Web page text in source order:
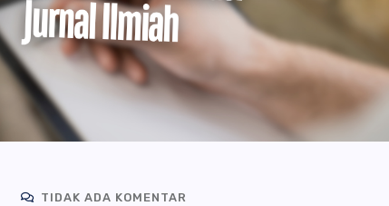
TIDAK ADA KOMENTAR